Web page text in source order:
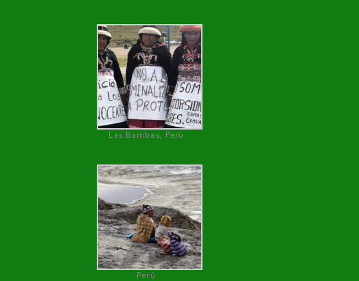
Las Bambas, Perú
Perú